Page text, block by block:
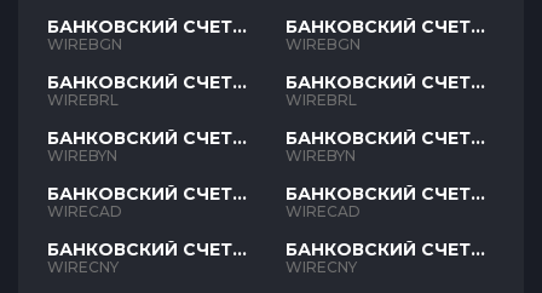
БАНКОВСКИЙ СЧЕТ
BGN
WIREBGN
БАНКОВСКИЙ СЧЕТ
BRL
WIREBRL
БАНКОВСКИЙ СЧЕТ
BYN
WIREBYN
БАНКОВСКИЙ СЧЕТ
CAD
WIRECAD
БАНКОВСКИЙ СЧЕТ
CNY
WIRECNY
БАНКОВСКИЙ СЧЕТ
BGN
WIREBGN
БАНКОВСКИЙ СЧЕТ
BRL
WIREBRL
БАНКОВСКИЙ СЧЕТ
BYN
WIREBYN
БАНКОВСКИЙ СЧЕТ
CAD
WIRECAD
БАНКОВСКИЙ СЧЕТ
CNY
WIRECNY